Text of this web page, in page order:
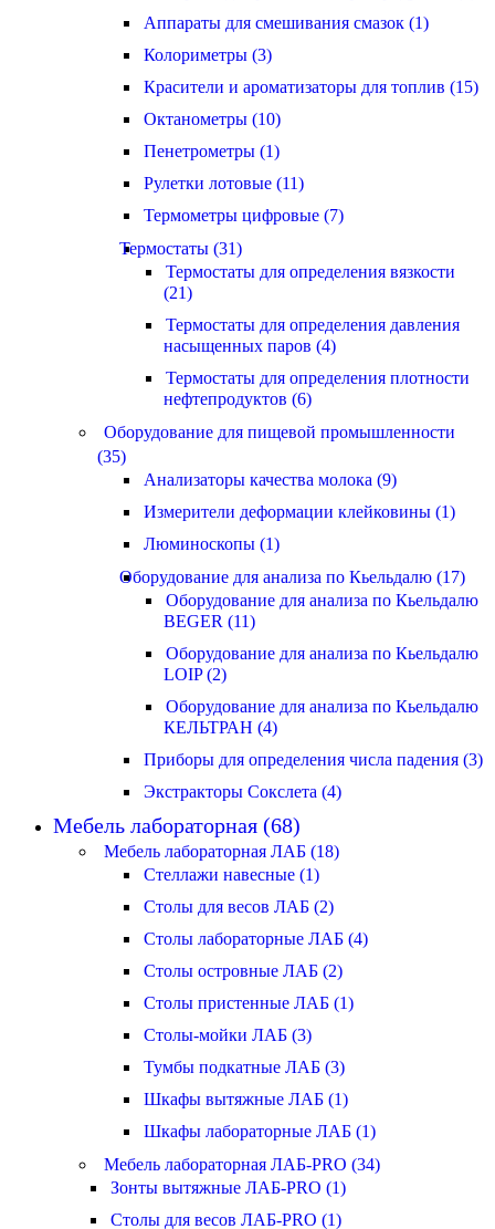
Аппараты для смешивания смазок (1)
Колориметры (3)
Красители и ароматизаторы для топлив (15)
Октанометры (10)
Пенетрометры (1)
Рулетки лотовые (11)
Термометры цифровые (7)
Термостаты (31)
Термостаты для определения вязкости
(21)
Термостаты для определения давления
насыщенных паров (4)
Термостаты для определения плотности
нефтепродуктов (6)
Оборудование для пищевой промышленности
(35)
Анализаторы качества молока (9)
Измерители деформации клейковины (1)
Люминоскопы (1)
Оборудование для анализа по Кьельдалю (17)
Оборудование для анализа по Кьельдалю
BEGER (11)
Оборудование для анализа по Кьельдалю
LOIP (2)
Оборудование для анализа по Кьельдалю
КЕЛЬТРАН (4)
Приборы для определения числа падения (3)
Экстракторы Сокслета (4)
Мебель лабораторная (68)
Мебель лабораторная ЛАБ (18)
Стеллажи навесные (1)
Столы для весов ЛАБ (2)
Столы лабораторные ЛАБ (4)
Столы островные ЛАБ (2)
Столы пристенные ЛАБ (1)
Столы-мойки ЛАБ (3)
Тумбы подкатные ЛАБ (3)
Шкафы вытяжные ЛАБ (1)
Шкафы лабораторные ЛАБ (1)
Мебель лабораторная ЛАБ-PRO (34)
Зонты вытяжные ЛАБ-PRO (1)
Столы для весов ЛАБ-PRO (1)